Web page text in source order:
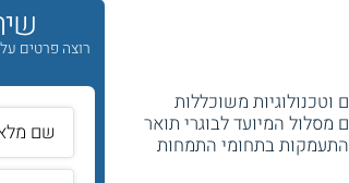
משוכללות
המיועד לבוגרי תואר
התעמקות בתחומי התמחות
רוצה פרטים